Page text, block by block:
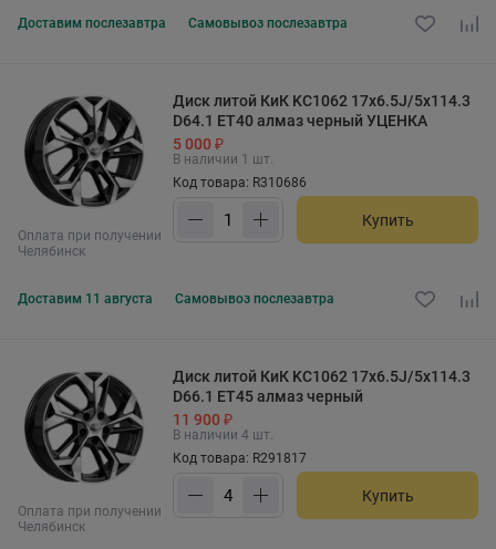
Доставим послезавтра Самовывоз послезавтра
Оплата при получении
Челябинск
Диск литой КиК KC1062 17x6.5J/5x114.3
D64.1 ET40 алмаз черный УЦЕНКА
5 000 ₽
В наличии 1 шт.
Код товара: R310686
Купить
Доставим 11 августа Самовывоз послезавтра
Оплата при получении
Челябинск
Диск литой КиК KC1062 17x6.5J/5x114.3
D66.1 ET45 алмаз черный
11 900 ₽
В наличии 4 шт.
Код товара: R291817
Купить